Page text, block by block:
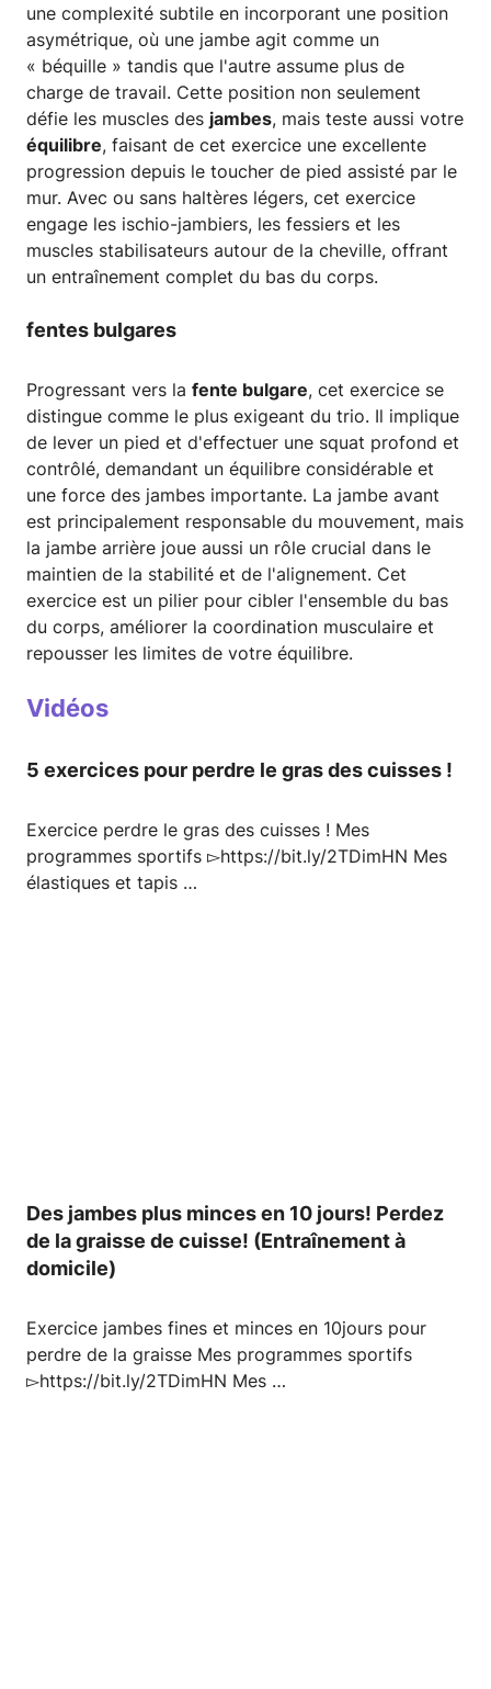
une complexité subtile en incorporant une position
asymétrique, où une jambe agit comme un
« béquille » tandis que l'autre assume plus de
charge de travail. Cette position non seulement
défie les muscles des jambes, mais teste aussi votre
équilibre, faisant de cet exercice une excellente
progression depuis le toucher de pied assisté par le
mur. Avec ou sans haltères légers, cet exercice
engage les ischio-jambiers, les fessiers et les
muscles stabilisateurs autour de la cheville, offrant
un entraînement complet du bas du corps.
fentes bulgares
Progressant vers la fente bulgare, cet exercice se
distingue comme le plus exigeant du trio. Il implique
de lever un pied et d'effectuer une squat profond et
contrôlé, demandant un équilibre considérable et
une force des jambes importante. La jambe avant
est principalement responsable du mouvement, mais
la jambe arrière joue aussi un rôle crucial dans le
maintien de la stabilité et de l'alignement. Cet
exercice est un pilier pour cibler l'ensemble du bas
du corps, améliorer la coordination musculaire et
repousser les limites de votre équilibre.
Vidéos
5 exercices pour perdre le gras des cuisses !
Exercice perdre le gras des cuisses ! Mes
programmes sportifs ▻https://bit.ly/2TDimHN Mes
élastiques et tapis …
Des jambes plus minces en 10 jours! Perdez
de la graisse de cuisse! (Entraînement à
domicile)
Exercice jambes fines et minces en 10jours pour
perdre de la graisse Mes programmes sportifs
▻https://bit.ly/2TDimHN Mes …